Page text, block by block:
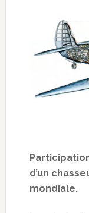
d’un
mondiale.